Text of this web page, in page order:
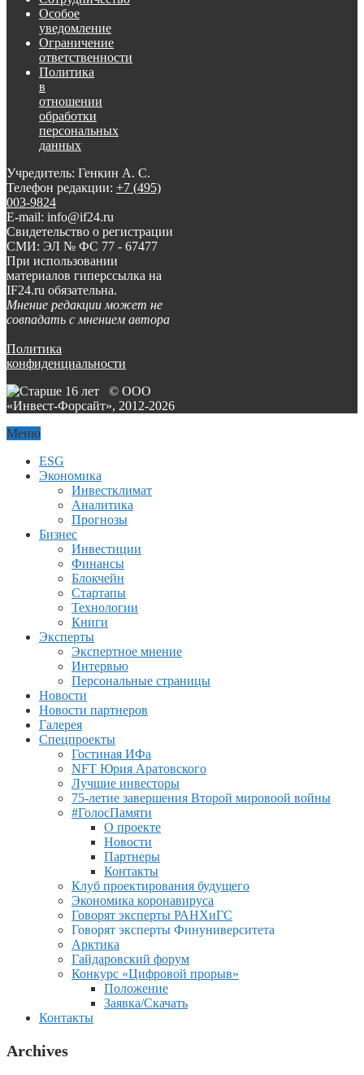
Особое
уведомление
Ограничение
ответственности
Политика
в
отношении
обработки
персональных
данных
Учредитель: Генкин А. С.
Телефон редакции: +7 (495)
003-9824
E-mail: info@if24.ru
Свидетельство о регистрации
СМИ: ЭЛ № ФС 77 - 67477
При использовании
материалов гиперссылка на
IF24.ru обязательна.
Мнение редакции может не
совпадать с мнением автора
Политика
конфиденциальности
© ООО
«Инвест-Форсайт», 2012-2026
Меню
ESG
Экономика
Инвестклимат
Аналитика
Прогнозы
Бизнес
Инвестиции
Финансы
Блокчейн
Стартапы
Технологии
Книги
Эксперты
Экспертное мнение
Интервью
Персональные страницы
Новости
Новости партнеров
Галерея
Спецпроекты
Гостиная ИФа
NFT Юрия Аратовского
Лучшие инвесторы
75-летие завершения Второй мировоой войны
#ГолосПамяти
О проекте
Новости
Партнеры
Контакты
Клуб проектирования будущего
Экономика коронавируса
Говорят эксперты РАНХиГС
Говорят эксперты Финуниверситета
Арктика
Гайдаровский форум
Конкурс «Цифровой прорыв»
Положение
Заявка/Скачать
Контакты
Archives